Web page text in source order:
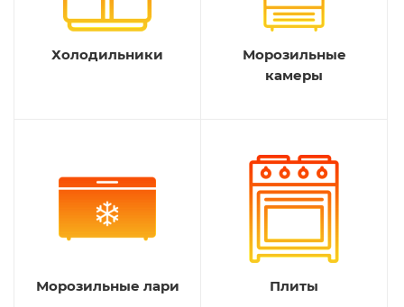
Холодильники
Морозильные
камеры
Морозильные лари Плиты